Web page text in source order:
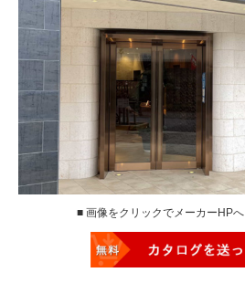
■ 画像をクリックでメーカーHPへ